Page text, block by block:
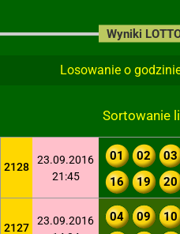
Losowanie o
Sortowanie
Wyniki
2128
23.09.2016
21:45
01 02 03
16
19 20
2127
23.09.2016
04 09 10